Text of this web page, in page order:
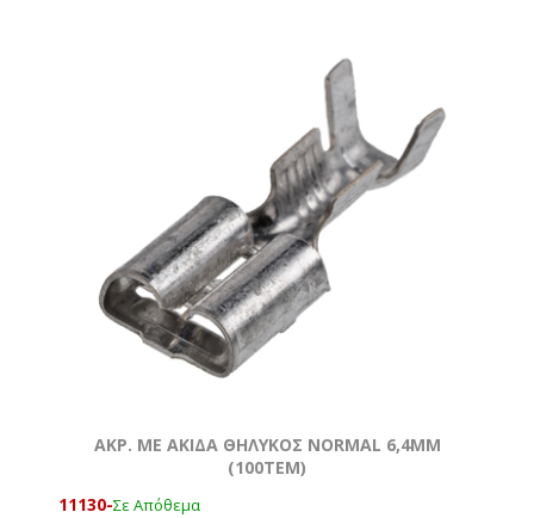
ΑΚΡ. ΜΕ ΑΚΙΔΑ ΘΗΛΥΚΟΣ NORMAL 6,4MM
(100ΤΕΜ)
11130-Σε Απόθεμα